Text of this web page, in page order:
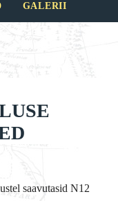
GALERII
saavutasid N12